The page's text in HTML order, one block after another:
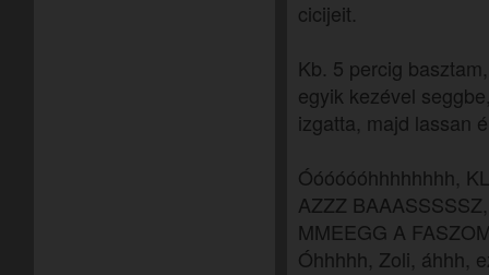
cicijeit.
Kb. 5 percig
egyik kezével
izgatta, majd lassan
Óóóóóóhhhhhhhh,
AZZZ
MMEEGG A
Óhhhhh, Zoli, áhhh,